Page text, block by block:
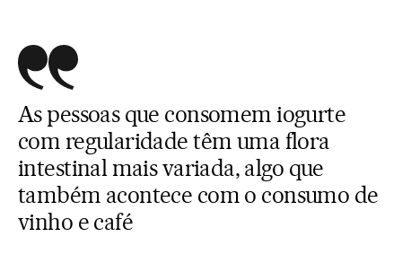
As pessoas que consomem iogurte
com regularidade têm uma flora
intestinal mais variada, algo que
também acontece com o consumo de
vinho e café